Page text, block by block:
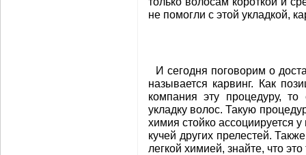
не помогли с этой укладкой,
И сегодня поговорим о
называется карвинг. Как
компания эту процедуру,
укладку волос. Такую
химия стойко ассоциируется
кучей других прелестей.
легкой химией, знайте, что